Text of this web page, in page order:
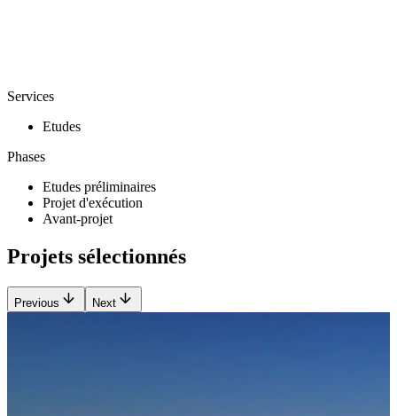
Services
Etudes
Phases
Etudes préliminaires
Projet d'exécution
Avant-projet
Projets sélectionnés
Previous Next